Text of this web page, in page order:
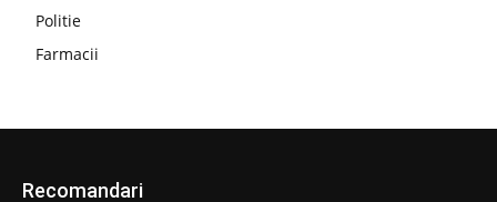
Politie
Farmacii
Recomandari